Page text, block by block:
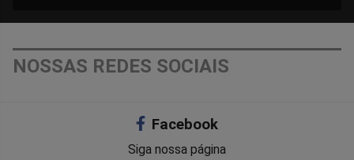
NOSSAS REDES SOCIAIS
Facebook
Siga nossa página